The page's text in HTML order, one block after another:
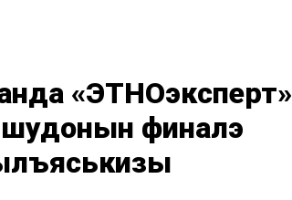
«ЭТНОэксперт»
шудонын финалэ